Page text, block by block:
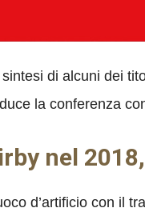
di alcuni dei
la conferenza
nel
d’artificio con il